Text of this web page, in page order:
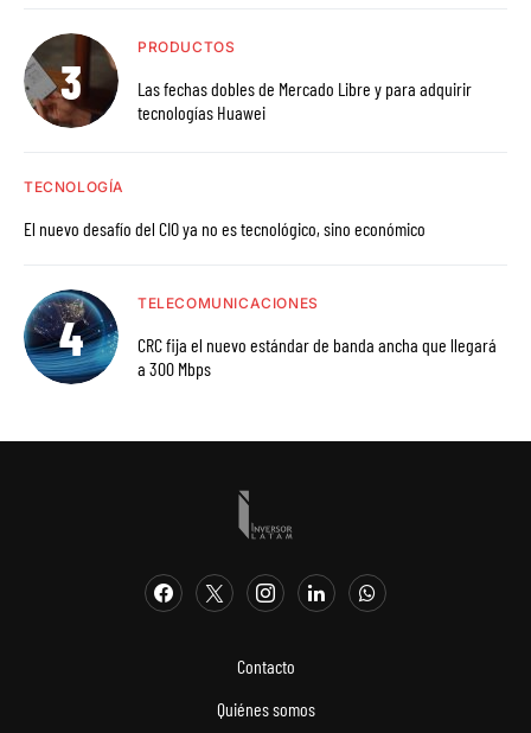
PRODUCTOS
Las fechas dobles de Mercado Libre y para adquirir
tecnologías Huawei
TECNOLOGÍA
El nuevo desafío del CIO ya no es tecnológico, sino económico
TELECOMUNICACIONES
CRC fija el nuevo estándar de banda ancha que llegará
a 300 Mbps
Contacto
Quiénes somos